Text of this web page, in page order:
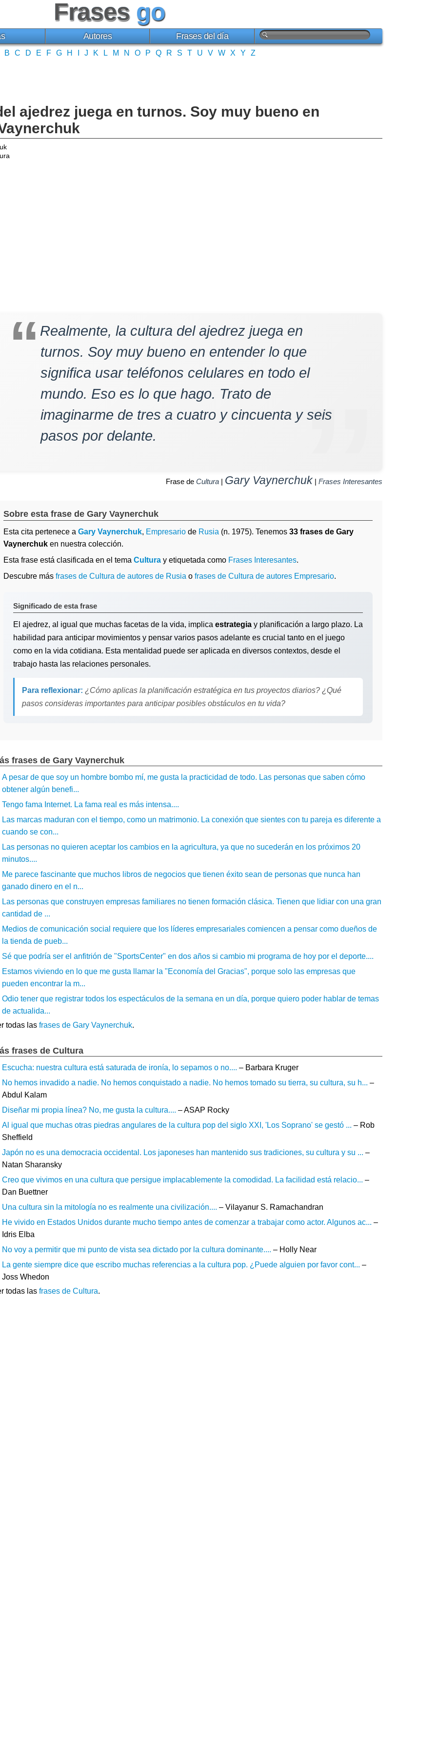
Frases go
Autores Frases del día
B C D E F G H J K L M N O P Q R S T U V W X Y Z
ajedrez juega en turnos. Soy muy bueno en
Realmente, la cultura del ajedrez juega en
turnos. Soy muy bueno en entender lo que
significa usar teléfonos celulares en todo el
mundo. Eso es lo que hago. Trato de
imaginarme de tres a cuatro y cincuenta y seis
pasos por delante.
Frase de Cultura | Gary Vaynerchuk | Frases Interesantes
Sobre esta frase de Gary Vaynerchuk
Esta cita pertenece a Gary Vaynerchuk, Empresario de Rusia (n. 1975). Tenemos 33 frases de Gary
Vaynerchuk en nuestra colección.
Esta frase está clasificada en el tema Cultura y etiquetada como Frases Interesantes.
Descubre más frases de Cultura de autores de Rusia o frases de Cultura de autores Empresario.
Significado de esta frase
El ajedrez, al igual que muchas facetas de la vida, implica estrategia y planificación a largo plazo. La
habilidad para anticipar movimientos y pensar varios pasos adelante es crucial tanto en el juego
como en la vida cotidiana. Esta mentalidad puede ser aplicada en diversos contextos, desde el
trabajo hasta las relaciones personales.
Para reflexionar: ¿Cómo aplicas la planificación estratégica en tus proyectos diarios? ¿Qué
pasos consideras importantes para anticipar posibles obstáculos en tu vida?
frases de Gary Vaynerchuk
A pesar de que soy un hombre bombo mí, me gusta la practicidad de todo. Las personas que saben cómo
obtener algún benefi...
Tengo fama Internet. La fama real es más intensa....
Las marcas maduran con el tiempo, como un matrimonio. La conexión que sientes con tu pareja es diferente a
cuando se con...
Las personas no quieren aceptar los cambios en la agricultura, ya que no sucederán en los próximos 20
minutos....
Me parece fascinante que muchos libros de negocios que tienen éxito sean de personas que nunca han
ganado dinero en el n...
Las personas que construyen empresas familiares no tienen formación clásica. Tienen que lidiar con una gran
cantidad de ...
Medios de comunicación social requiere que los líderes empresariales comiencen a pensar como dueños de
la tienda de pueb...
Sé que podría ser el anfitrión de "SportsCenter" en dos años si cambio mi programa de hoy por el deporte....
Estamos viviendo en lo que me gusta llamar la "Economía del Gracias", porque solo las empresas que
pueden encontrar la m...
Odio tener que registrar todos los espectáculos de la semana en un día, porque quiero poder hablar de temas
de actualida...
todas las frases de Gary Vaynerchuk.
frases de Cultura
Escucha: nuestra cultura está saturada de ironía, lo sepamos o no.... – Barbara Kruger
No hemos invadido a nadie. No hemos conquistado a nadie. No hemos tomado su tierra, su cultura, su h... –
Abdul Kalam
Diseñar mi propia línea? No, me gusta la cultura.... – ASAP Rocky
Al igual que muchas otras piedras angulares de la cultura pop del siglo XXI, 'Los Soprano' se gestó ... – Rob
Sheffield
Japón no es una democracia occidental. Los japoneses han mantenido sus tradiciones, su cultura y su ... –
Natan Sharansky
Creo que vivimos en una cultura que persigue implacablemente la comodidad. La facilidad está relacio... –
Dan Buettner
Una cultura sin la mitología no es realmente una civilización.... – Vilayanur S. Ramachandran
He vivido en Estados Unidos durante mucho tiempo antes de comenzar a trabajar como actor. Algunos ac... –
Idris Elba
No voy a permitir que mi punto de vista sea dictado por la cultura dominante.... – Holly Near
La gente siempre dice que escribo muchas referencias a la cultura pop. ¿Puede alguien por favor cont... –
Joss Whedon
todas las frases de Cultura.